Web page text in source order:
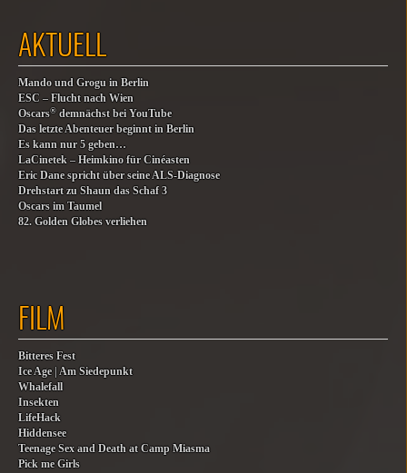
AKTUELL
Mando und Grogu in Berlin
ESC – Flucht nach Wien
Oscars® demnächst bei YouTube
Das letzte Abenteuer beginnt in Berlin
Es kann nur 5 geben…
LaCinetek – Heimkino für Cinéasten
Eric Dane spricht über seine ALS-Diagnose
Drehstart zu Shaun das Schaf 3
Oscars im Taumel
82. Golden Globes verliehen
FILM
Bitteres Fest
Ice Age | Am Siedepunkt
Whalefall
Insekten
LifeHack
Hiddensee
Teenage Sex and Death at Camp Miasma
Pick me Girls